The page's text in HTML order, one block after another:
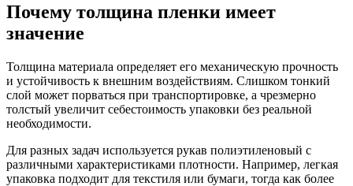
Почему толщина пленки имеет
значение
Толщина материала определяет его механическую прочность
и устойчивость к внешним воздействиям. Слишком тонкий
слой может порваться при транспортировке, а чрезмерно
толстый увеличит себестоимость упаковки без реальной
необходимости.
Для разных задач используется рукав полиэтиленовый с
различными характеристиками плотности. Например, легкая
упаковка подходит для текстиля или бумаги, тогда как более